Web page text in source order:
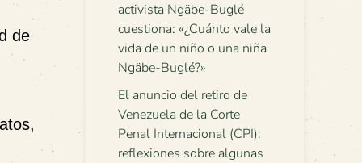
de
activista Ngäbe-Buglé
cuestiona: «¿Cuánto vale la
vida de un niño o una niña
Ngäbe-Buglé?»
El anuncio del retiro de
Venezuela de la Corte
Penal Internacional (CPI):
reflexiones sobre algunas